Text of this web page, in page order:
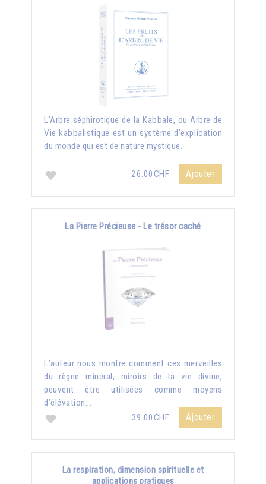
L’Arbre séphirotique de la Kabbale, ou Arbre de
Vie kabbalistique est un système d’explication
du monde qui est de nature mystique.
26.00CHF Ajouter
La Pierre Précieuse - Le trésor caché
L’auteur nous montre comment ces merveilles
du règne minéral, miroirs de la vie divine,
peuvent être utilisées comme moyens
d’élévation...
39.00CHF
Ajouter
La respiration, dimension spirituelle et
applications pratiques